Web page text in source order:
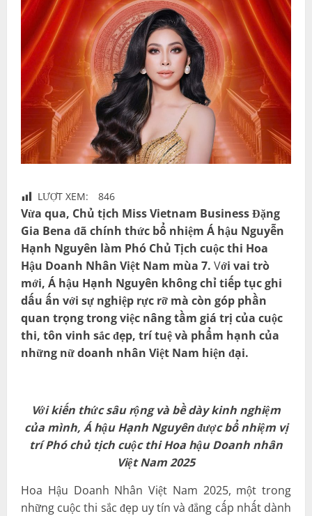
LƯỢT XEM: 846
Vừa qua, Chủ tịch Miss Vietnam Business Đặng
Gia Bena đã chính thức bổ nhiệm Á hậu Nguyễn
Hạnh Nguyên làm Phó Chủ Tịch cuộc thi Hoa
Hậu Doanh Nhân Việt Nam mùa 7. Với vai trò
mới, Á hậu Hạnh Nguyên không chỉ tiếp tục ghi
dấu ấn với sự nghiệp rực rỡ mà còn góp phần
quan trọng trong việc nâng tầm giá trị của cuộc
thi, tôn vinh sắc đẹp, trí tuệ và phẩm hạnh của
những nữ doanh nhân Việt Nam hiện đại.
Với kiến thức sâu rộng và bề dày kinh nghiệm
của mình, Á hậu Hạnh Nguyên được bổ nhiệm vị
trí Phó chủ tịch cuộc thi Hoa hậu Doanh nhân
Việt Nam 2025
Hoa Hậu Doanh Nhân Việt Nam 2025, một trong
những cuộc thi sắc đẹp uy tín và đẳng cấp nhất dành